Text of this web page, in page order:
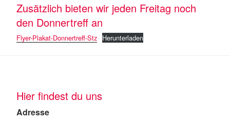
iZusätzlich bieten wir jeden Freitag noch
den Donnertreff an
Flyer-Plakat-Donnertreff-Stz Herunterladen
Hier findest du uns
Adresse